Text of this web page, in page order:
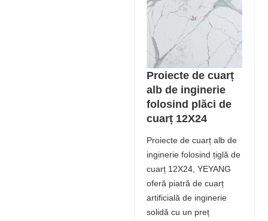
Proiecte de cuarț
alb de inginerie
folosind plăci de
cuarț 12X24
Proiecte de cuarț alb de
inginerie folosind țiglă de
cuarț 12X24, YEYANG
oferă piatră de cuarț
artificială de inginerie
solidă cu un preț